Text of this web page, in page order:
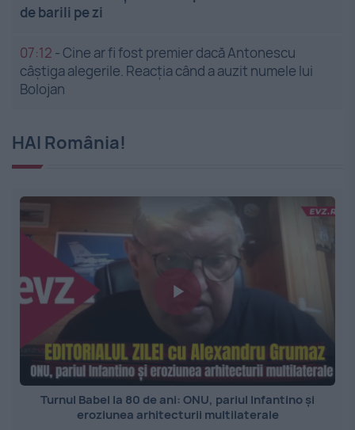
de barili pe zi
07:12 -Cine ar fi fost premier dacă Antonescu
câștiga alegerile. Reacția când a auzit numele lui
Bolojan
HAI România!
Turnul Babel la 80 de ani: ONU, pariul Infantino și
eroziunea arhitecturii multilaterale